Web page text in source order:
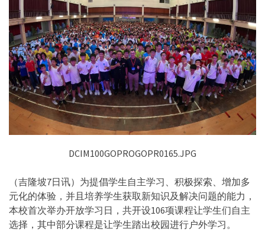
DCIM100GOPROGOPR0165.JPG
（吉隆坡7日讯）为提倡学生自主学习、积极探索、增加多
元化的体验，并且培养学生获取新知识及解决问题的能力，
本校首次举办开放学习日，共开设106项课程让学生们自主
选择，其中部分课程是让学生踏出校园进行户外学习。